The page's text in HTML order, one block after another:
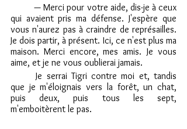
	— Merci pour votre aide, dis-je à ceux
qui avaient pris ma défense. J'espère que
vous n'aurez pas à craindre de représailles.
Je dois partir, à présent. Ici, ce n'est plus ma
maison. Merci encore, mes amis. Je vous
aime, et je ne vous oublierai jamais.
	Je serrai Tigri contre moi et, tandis
que je m'éloignais vers la forêt, un chat,
puis deux, puis tous les sept,
m'emboitèrent le pas.